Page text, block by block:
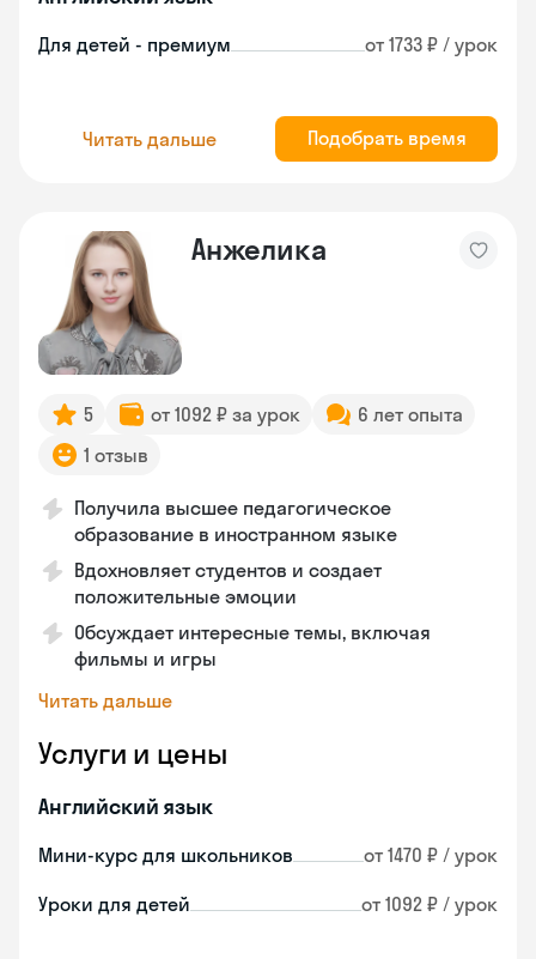
Для детей - премиум от 1733 ₽ / урок
Читать дальше Подобрать время
Анжелика
5 от 1092 ₽ за урок
6 лет опыта
1 отзыв
Получила высшее педагогическое
образование в иностранном языке
Вдохновляет студентов и создает
положительные эмоции
Обсуждает интересные темы, включая
фильмы и игры
Читать дальше
Услуги и цены
Английский язык
Мини-курс для школьников от 1470 ₽ / урок
Уроки для детей от 1092 ₽ / урок